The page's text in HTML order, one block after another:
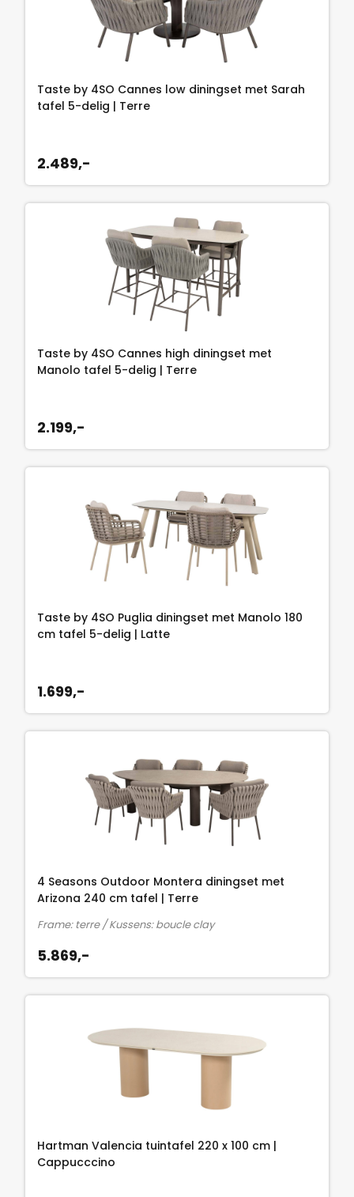
Taste by 4SO Cannes low diningset met Sarah
tafel 5-delig | Terre
2.489,-
Taste by 4SO Cannes high diningset met
Manolo tafel 5-delig | Terre
2.199,-
Taste by 4SO Puglia diningset met Manolo 180
cm tafel 5-delig | Latte
1.699,-
4 Seasons Outdoor Montera diningset met
Arizona 240 cm tafel | Terre
Frame: terre / Kussens: boucle clay
5.869,-
Hartman Valencia tuintafel 220 x 100 cm |
Cappucccino